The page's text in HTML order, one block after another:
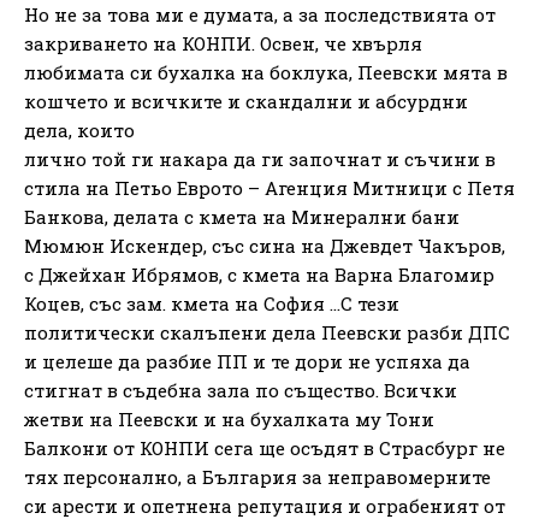
Но не за това ми е думата, а за последствията от
закриването на КОНПИ. Освен, че хвърля
любимата си бухалка на боклука, Пеевски мята в
кошчето и всичките и скандални и абсурдни
дела, които
лично той ги накара да ги започнат и съчини в
стила на Петьо Еврото – Агенция Митници с Петя
Банкова, делата с кмета на Минерални бани
Мюмюн Искендер, със сина на Джевдет Чакъров,
с Джейхан Ибрямов, с кмета на Варна Благомир
Коцев, със зам. кмета на София …С тези
политически скалъпени дела Пеевски разби ДПС
и целеше да разбие ПП и те дори не успяха да
стигнат в съдебна зала по същество. Всички
жетви на Пеевски и на бухалката му Тони
Балкони от КОНПИ сега ще осъдят в Страсбург не
тях персонално, а България за неправомерните
си арести и опетнена репутация и ограбеният от